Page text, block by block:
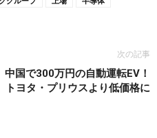
次の記事
中国で300万円の自動運転EV！
トヨタ・プリウスより低価格に